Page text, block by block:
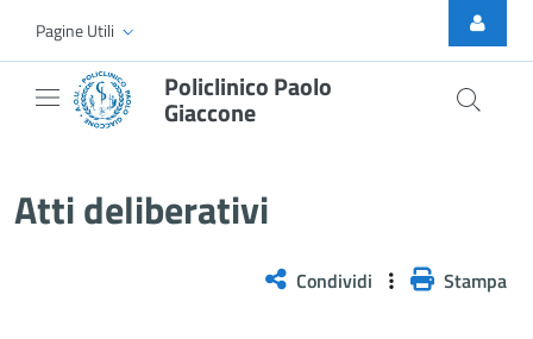
Skip to Main Content
Pagine Utili
Policlinico Paolo
Giaccone
Atti deliberativi
Condividi Stampa